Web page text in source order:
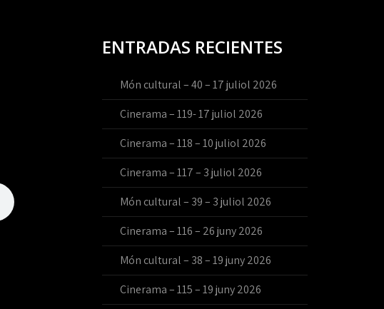
ENTRADAS RECIENTES
Món cultural – 40 – 17 juliol 2026
Cinerama – 119- 17 juliol 2026
Cinerama – 118 – 10 juliol 2026
Cinerama – 117 – 3 juliol 2026
Món cultural – 39 – 3 juliol 2026
Cinerama – 116 – 26 juny 2026
Món cultural – 38 – 19 juny 2026
Cinerama – 115 – 19 juny 2026